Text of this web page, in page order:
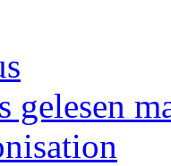
gelesen